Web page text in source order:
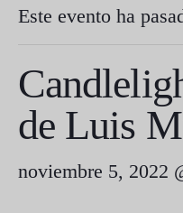
Este evento ha
de Luis
noviembre 5, 2022